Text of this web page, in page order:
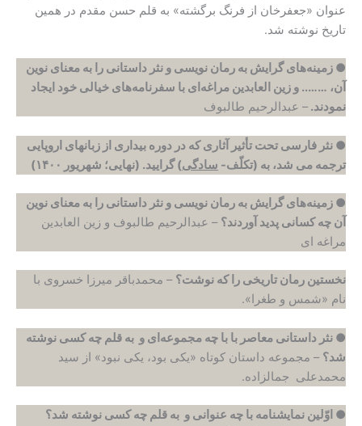
عنوان «جعفرخان از فرنگ برگشته» به قلم حسن مقدم در همین
تاریخ نوشته شد.
● زمینه‌های گرایش به رمان نویسی و نثر داستانی را به معنای نوین
آن، …….. و زین العابدین مراغه‌‌ای با سفرنامه‌های خیالی خود ایجاد
نمودند. – عبدالرحیم طالبوف
● نثر فارسی تحت تأثیر آثاری که در دوره بیداری از زبانهای اروپایی
ترجمه می شد، به (تکلّف- سادگی) گرایید. (نهایی؛ شهریور ۱۴۰۰)
● زمینه‌های گرایش به رمان نویسی و نثر داستانی را به معنای نوین
آن چه کسانی پدید آوردند؟‌ – عبدالرحیم طالبوف و زین العابدین
مراغه ای
نخستین رمان تاریخی را که نوشت؟ – محمدباقر میرزا خسروی با
نام «شمس و طغرا».
● نثر داستانی معاصر با با چه مجموعه‌‌ای و به قلم چه کسی نوشته
شد؟ – مجموعه داستان کوتاه «یکی بود، یکی نبود» از سید
محمدعلی جمالزاده.
● اوّلین نمایشنامه با چه عنوانی و به قلم چه کسی نوشته شد؟